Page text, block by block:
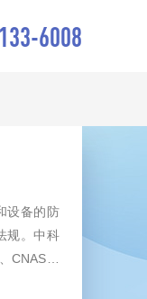
6008
设备的防
规。中科
CNAS资